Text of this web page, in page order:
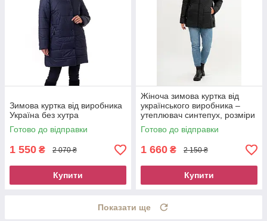
Зимова куртка від виробника
Україна без хутра
Готово до відправки
1 550 ₴ 2 070 ₴
Купити
Жіноча зимова куртка від
українського виробника –
утеплювач синтепух, розміри
50–60
Готово до відправки
1 660 ₴ 2 150 ₴
Купити
Показати ще